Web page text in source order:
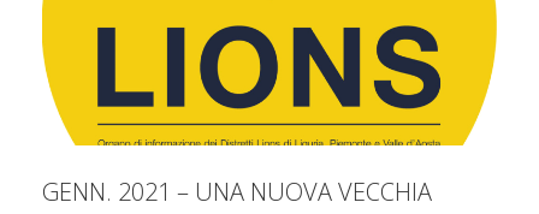
GENN. 2021 – UNA NUOVA VECCHIA